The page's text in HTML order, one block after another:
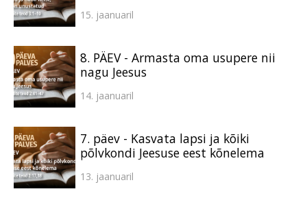
15. jaanuaril
8. PÄEV - Armasta oma usupere nii
nagu Jeesus
14. jaanuaril
7. päev - Kasvata lapsi ja kõiki
põlvkondi Jeesuse eest kõnelema
13. jaanuaril